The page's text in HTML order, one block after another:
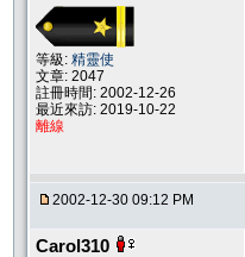
等級: 精靈使
文章: 2047
註冊時間: 2002-12-26
最近來訪: 2019-10-22
離線
2002-12-30 09:12 PM
Carol310